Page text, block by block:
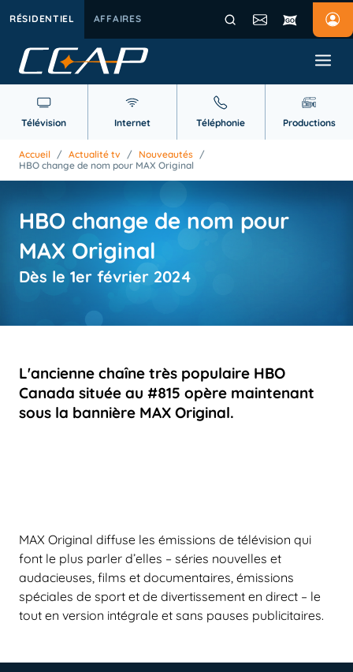
RÉSIDENTIEL AFFAIRES
Télévision Internet Téléphonie Productions
Accueil / Actualité tv / Nouveautés /
HBO change de nom pour MAX Original
HBO change de nom pour
MAX Original
Dès le 1er février 2024
L'ancienne chaîne très populaire HBO
Canada située au #815 opère maintenant
sous la bannière MAX Original.
MAX Original diffuse les émissions de télévision qui
font le plus parler d’elles – séries nouvelles et
audacieuses, films et documentaires, émissions
spéciales de sport et de divertissement en direct – le
tout en version intégrale et sans pauses publicitaires.